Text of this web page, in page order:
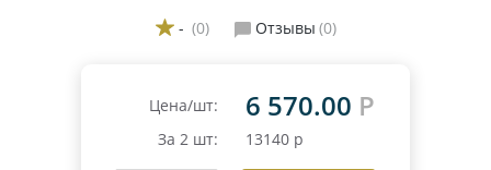
- (0) Отзывы (0)
Цена/шт: 6 570.00 Р
За 2 шт: 13140 р